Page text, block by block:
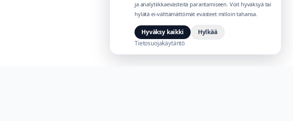
ja analytiikkaevästeitä parantamiseen. Voit hyväksyä tai
hylätä ei-välttämättömät evästeet milloin tahansa.
Hyväksy kaikki
Hylkää
Tietosuojakäytäntö